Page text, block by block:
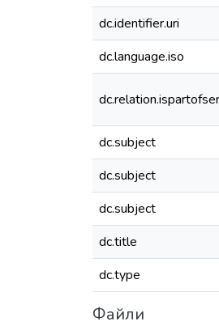
dc.identifier.uri
dc.language.iso
dc.subject
dc.subject
dc.subject
dc.title
dc.type
Файли